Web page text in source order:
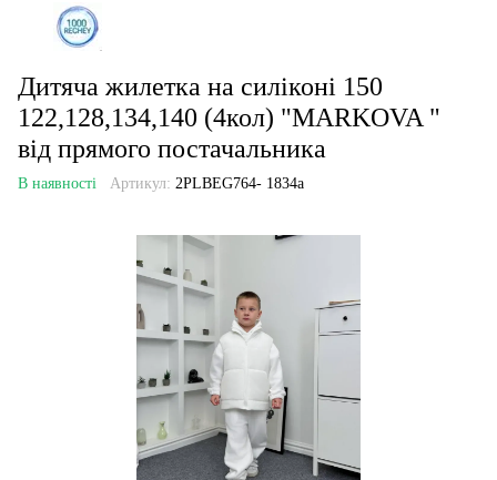
Дитяча жилетка на силіконі 150
122,128,134,140 (4кол) "MARKOVA "
від прямого постачальника
В наявності Артикул: 2PLBEG764- 1834a